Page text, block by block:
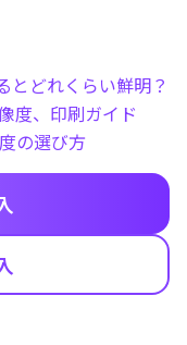
とどれくらい鮮明？
度、印刷ガイド
の選び方